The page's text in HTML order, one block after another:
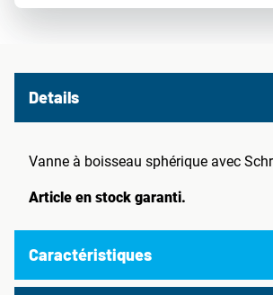
Details
Vanne à boisseau sphérique avec
Article en stock garanti.
Caractéristiques